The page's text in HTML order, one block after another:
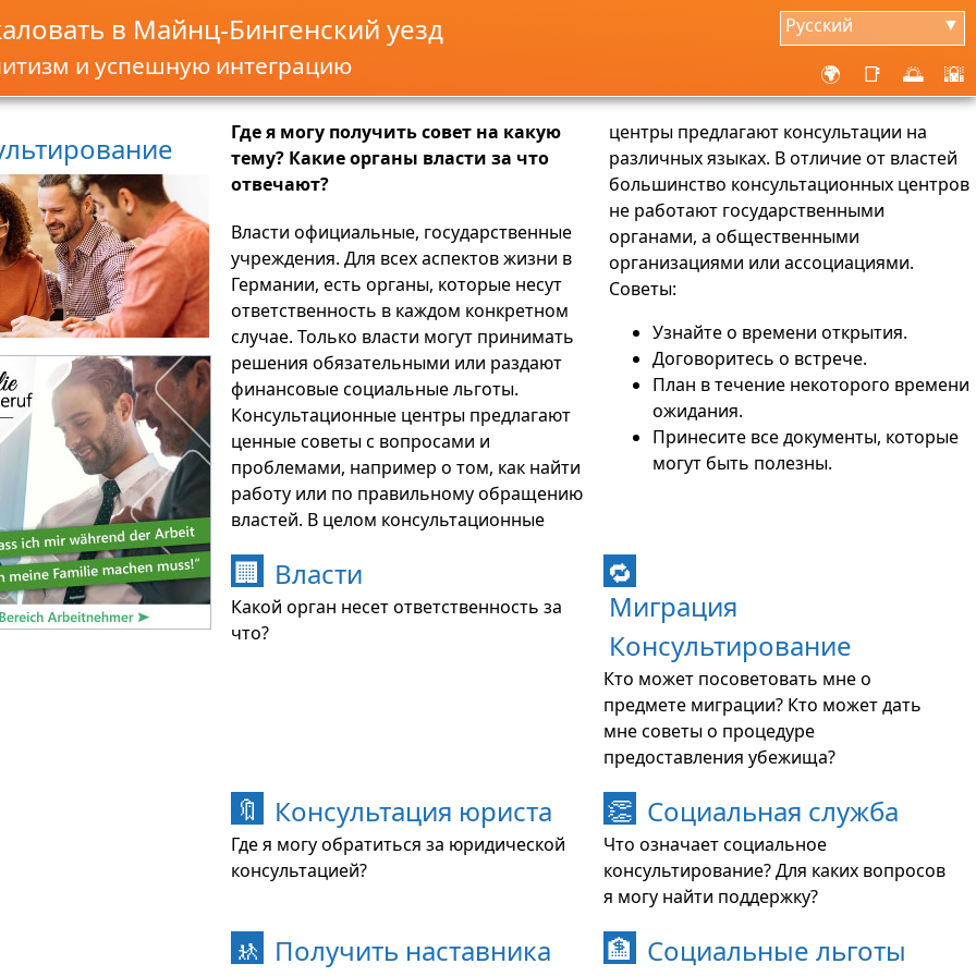
Русский ▼
в Майнц-Бингенский уезд
и успешную интеграцию 🌍 📑 🌅 🌇
Где я могу получить совет на какую
тему? Какие органы власти за что
отвечают?
Власти официальные, государственные
учреждения. Для всех аспектов жизни в
Германии, есть органы, которые несут
ответственность в каждом конкретном
случае. Только власти могут принимать
решения обязательными или раздают
финансовые социальные льготы.
Консультационные центры предлагают
ценные советы с вопросами и
проблемами, например о том, как найти
работу или по правильному обращению
властей. В целом консультационные
центры предлагают консультации на
различных языках. В отличие от властей
большинство консультационных центров
не работают государственными
органами, а общественными
организациями или ассоциациями.
Советы:
Узнайте о времени открытия.
Договоритесь о встрече.
План в течение некоторого времени
ожидания.
Принесите все документы, которые
могут быть полезны.
🏢 Власти
Какой орган несет ответственность за
что?
🔁
Миграция
Консультирование
Кто может посоветовать мне о
предмете миграции? Кто может дать
мне советы о процедуре
предоставления убежища?
🔖 Консультация юриста
Где я могу обратиться за юридической
консультацией?
👏 Социальная служба
Что означает социальное
консультирование? Для каких вопросов
я могу найти поддержку?
🚸 Получить наставника 🏦 Социальные льготы